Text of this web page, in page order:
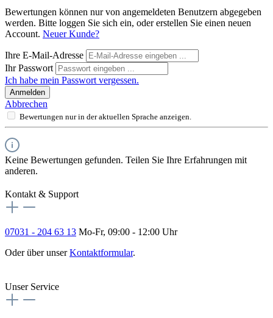
Bewertungen können nur von angemeldeten Benutzern abgegeben
werden. Bitte loggen Sie sich ein, oder erstellen Sie einen neuen
Account. Neuer Kunde?
Ihre E-Mail-Adresse
Ihr Passwort
Ich habe mein Passwort vergessen.
Anmelden
Abbrechen
Bewertungen nur in der aktuellen Sprache anzeigen.
Keine Bewertungen gefunden. Teilen Sie Ihre Erfahrungen mit
anderen.
Kontakt & Support
07031 - 204 63 13 Mo-Fr, 09:00 - 12:00 Uhr
Oder über unserKontaktformular.
Unser Service